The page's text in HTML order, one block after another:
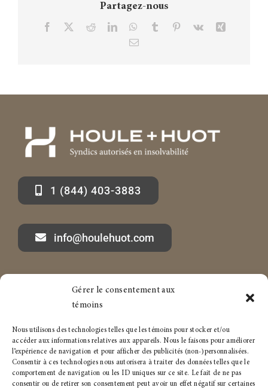
Gérer le consentement aux
témoins
Nous utilisons des technologies telles que les témoins pour stocker et/ou
accéder aux informations relatives aux appareils. Nous le faisons pour améliorer
l’expérience de navigation et pour afficher des publicités (non-)personnalisées.
Consentir à ces technologies nous autorisera à traiter des données telles que le
comportement de navigation ou les ID uniques sur ce site. Le fait de ne pas
consentir ou de retirer son consentement peut avoir un effet négatif sur certaines
Partagez-nous
Facebook RedditLinkedInWhatsApp
Tumblr Pinterest
Vk
Courriel
1 (844) 403-3883
info@houlehuot.com
Marc-André Houle à propos
Carrière
Services aux particuliers
Politique de témoins
Conditions générales